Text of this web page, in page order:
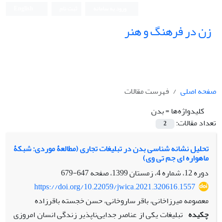
زن در فرهنگ و هنر
صفحه اصلی
فهرست مقالات
کلیدواژه‌ها =بدن
تعداد مقالات:
2
تحلیل نشانه شناسی بدن در تبلیغات تجاری (مطالعۀ موردی: شبکۀ
ماهواره ای جم تی وی)
دوره 12، شماره 4، زمستان 1399، صفحه
647-679
https://doi.org/10.22059/jwica.2021.320616.1557
معصومه میرزاخانی، باقر ساروخانی، حسن خجسته باقرزاده
چکیده تبلیغات یکی از عناصر جدایی‌ناپذیر زندگی انسان امروزی